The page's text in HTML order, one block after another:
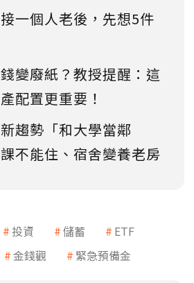
一個人老後，先想5件
變廢紙？教授提醒：這
配置更重要！
趨勢「和大學當鄰
不能住、宿舍變養老房
投資 儲蓄
ETF
金錢觀 緊急預備金